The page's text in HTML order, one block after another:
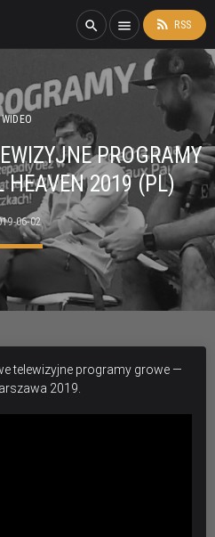
search menu rss_feed RSS
WIDEO
PROGRAMY
HEAVEN 2019 (PL)
06-02
telewizyjne programy growe —
2019.